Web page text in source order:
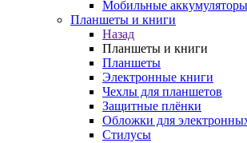
Мобильные аккумуляторы
Планшеты и книги
Назад
Планшеты и книги
Планшеты
Электронные книги
Чехлы для планшетов
Защитные плёнки
Обложки для
Стилусы